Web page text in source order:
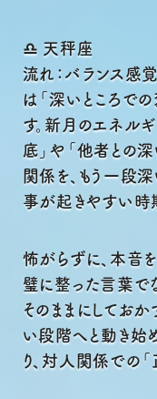
♎ 天秤座
流れ：バランス感
は「深いところで
す。新月のエネル
底」や「他者との
関係を、もう一段
事が起きやすい時
怖がらずに、本音
璧に整った言葉で
そのままにしておか
い段階へと動き始
り、対人関係での「